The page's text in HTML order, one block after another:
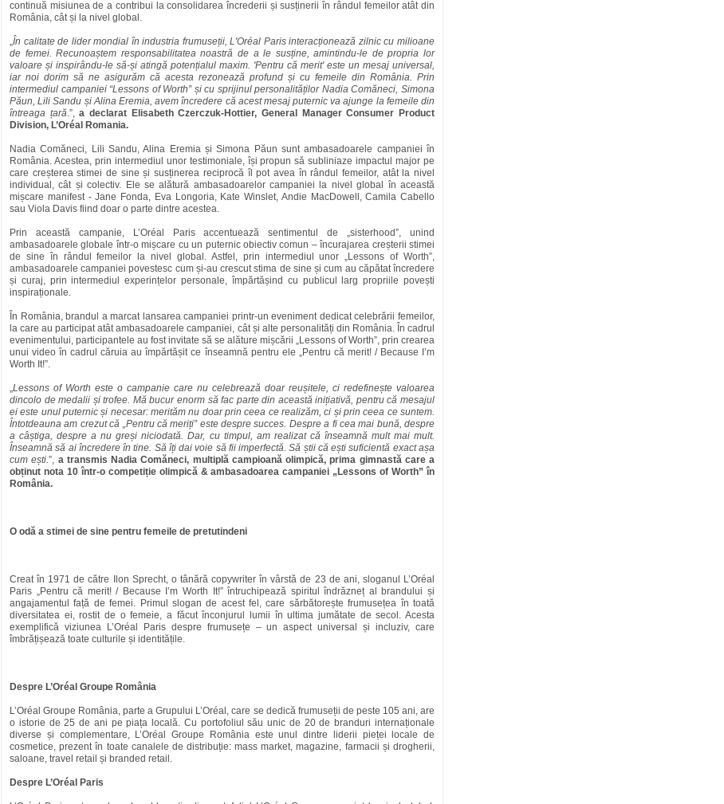
continuă misiunea de a contribui la consolidarea încrederii și susținerii în rândul femeilor atât din
România, cât și la nivel global.
„În calitate de lider mondial în industria frumuseții, L'Oréal Paris interacționează zilnic cu milioane
de femei. Recunoaștem responsabilitatea noastră de a le susține, amintindu-le de propria lor
valoare și inspirându-le să-și atingă potențialul maxim. 'Pentru că merit' este un mesaj universal,
iar noi dorim să ne asigurăm că acesta rezonează profund și cu femeile din România. Prin
intermediul campaniei “Lessons of Worth” și cu sprijinul personalităților Nadia Comăneci, Simona
Păun, Lili Sandu și Alina Eremia, avem încredere că acest mesaj puternic va ajunge la femeile din
întreaga țară.”,a declarat Elisabeth Czerczuk-Hottier, General Manager Consumer Product
Division, L’Oréal Romania.
Nadia Comăneci, Lili Sandu, Alina Eremia și Simona Păun sunt ambasadoarele campaniei în
România. Acestea, prin intermediul unor testimoniale, își propun să subliniaze impactul major pe
care creșterea stimei de sine și susținerea reciprocă îl pot avea în rândul femeilor, atât la nivel
individual, cât și colectiv. Ele se alătură ambasadoarelor campaniei la nivel global în această
mișcare manifest - Jane Fonda, Eva Longoria, Kate Winslet, Andie MacDowell, Camila Cabello
sau Viola Davis fiind doar o parte dintre acestea.
Prin această campanie, L’Oréal Paris accentuează sentimentul de „sisterhood”, unind
ambasadoarele globale într-o mișcare cu un puternic obiectiv comun – încurajarea creșterii stimei
de sine în rândul femeilor la nivel global. Astfel, prin intermediul unor „Lessons of Worth”,
ambasadoarele campaniei povestesc cum și-au crescut stima de sine și cum au căpătat încredere
și curaj, prin intermediul experințelor personale, împărtășind cu publicul larg propriile povești
inspiraționale.
În România, brandul a marcat lansarea campaniei printr-un eveniment dedicat celebrării femeilor,
la care au participat atât ambasadoarele campaniei, cât și alte personalități din România. În cadrul
evenimentului, participantele au fost invitate să se alăture mișcării „Lessons of Worth”, prin crearea
unui video în cadrul căruia au împărtășit ce înseamnă pentru ele „Pentru că merit! / Because I’m
Worth It!”.
„Lessons of Worth este o campanie care nu celebrează doar reușitele, ci redefinește valoarea
dincolo de medalii și trofee. Mă bucur enorm să fac parte din această inițiativă, pentru că mesajul
ei este unul puternic și necesar: merităm nu doar prin ceea ce realizăm, ci și prin ceea ce suntem.
Întotdeauna am crezut că „Pentru că meriți” este despre succes. Despre a fi cea mai bună, despre
a câștiga, despre a nu greși niciodată. Dar, cu timpul, am realizat că înseamnă mult mai mult.
Înseamnă să ai încredere în tine. Să îți dai voie să fii imperfectă. Să știi că ești suficientă exact așa
cum ești.”, a transmis Nadia Comăneci, multiplă campioană olimpică, prima gimnastă care a
obținut nota 10 într-o competiție olimpică & ambasadoarea campaniei „Lessons of Worth” în
România.
O odă a stimei de sine pentru femeile de pretutindeni
Creat în 1971 de către Ilon Sprecht, o tânără copywriter în vârstă de 23 de ani, sloganul L’Oréal
Paris „Pentru că merit! / Because I’m Worth It!” întruchipează spiritul îndrăzneț al brandului și
angajamentul față de femei. Primul slogan de acest fel, care sărbătorește frumusețea în toată
diversitatea ei, rostit de o femeie, a făcut înconjurul lumii în ultima jumătate de secol. Acesta
exemplifică viziunea L’Oréal Paris despre frumusețe – un aspect universal și incluziv, care
îmbrățișează toate culturile și identitățile.
Despre L’Oréal Groupe România
L’Oréal Groupe România, parte a Grupului L’Oréal, care se dedică frumuseții de peste 105 ani, are
o istorie de 25 de ani pe piața locală. Cu portofoliul său unic de 20 de branduri internaționale
diverse și complementare, L’Oréal Groupe România este unul dintre liderii pieței locale de
cosmetice, prezent în toate canalele de distribuție: mass market, magazine, farmacii și drogherii,
saloane, travel retail și branded retail.
Despre L’Oréal Paris